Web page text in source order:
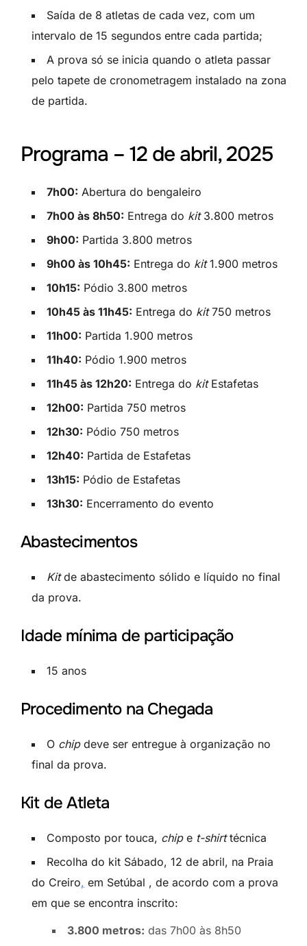
Saída de 8 atletas de cada vez, com um
intervalo de 15 segundos entre cada partida;
A prova só se inicia quando o atleta passar
pelo tapete de cronometragem instalado na zona
de partida.
Programa – 12 de abril, 2025
7h00: Abertura do bengaleiro
7h00 às 8h50: Entrega do kit3.800 metros
9h00: Partida 3.800 metros
9h00 às 10h45: Entrega do kit1.900 metros
10h15: Pódio 3.800 metros
10h45 às 11h45: Entrega do kit750 metros
11h00: Partida 1.900 metros
11h40: Pódio 1.900 metros
11h45 às 12h20: Entrega do kitEstafetas
12h00: Partida 750 metros
12h30: Pódio 750 metros
12h40: Partida de Estafetas
13h15: Pódio de Estafetas
13h30: Encerramento do evento
Abastecimentos
Kitde abastecimento sólido e líquido no final
da prova.
Idade mínima de participação
15 anos
Procedimento na Chegada
O chipdeve ser entregue à organização no
final da prova.
Kit de Atleta
Composto por touca, chipe t-shirttécnica
Recolha do kit Sábado, 12 de abril, na Praia
do Creiro, em Setúbal , de acordo com a prova
em que se encontra inscrito:
3.800 metros: das 7h00 às 8h50